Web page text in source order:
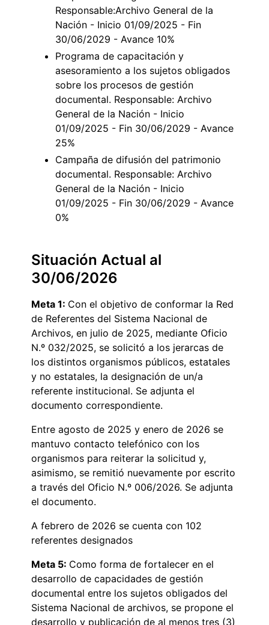
Responsable:Archivo General de la
Nación - Inicio 01/09/2025 - Fin
30/06/2029 - Avance 10%
Programa de capacitación y
asesoramiento a los sujetos obligados
sobre los procesos de gestión
documental. Responsable: Archivo
General de la Nación - Inicio
01/09/2025 - Fin 30/06/2029 - Avance
25%
Campaña de difusión del patrimonio
documental. Responsable: Archivo
General de la Nación - Inicio
01/09/2025 - Fin 30/06/2029 - Avance
0%
Situación Actual al
30/06/2026
Meta 1: Con el objetivo de conformar la Red
de Referentes del Sistema Nacional de
Archivos, en julio de 2025, mediante Oficio
N.º 032/2025, se solicitó a los jerarcas de
los distintos organismos públicos, estatales
y no estatales, la designación de un/a
referente institucional. Se adjunta el
documento correspondiente.
Entre agosto de 2025 y enero de 2026 se
mantuvo contacto telefónico con los
organismos para reiterar la solicitud y,
asimismo, se remitió nuevamente por escrito
a través del Oficio N.º 006/2026. Se adjunta
el documento.
A febrero de 2026 se cuenta con 102
referentes designados
Meta 5: Como forma de fortalecer en el
desarrollo de capacidades de gestión
documental entre los sujetos obligados del
Sistema Nacional de archivos, se propone el
desarrollo y publicación de al menos tres (3)